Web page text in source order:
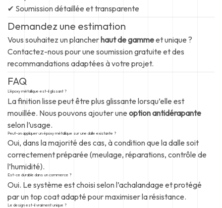
✔ Soumission détaillée et transparente
Demandez une estimation
Vous souhaitez un plancher haut de gammeet unique ?
Contactez-nous pour une soumission gratuite et des
recommandations adaptées à votre projet.
FAQ
L’époxy métallique est-il glissant ?
La finition lisse peut être plus glissante lorsqu’elle est
mouillée. Nous pouvons ajouter une option antidérapante
selon l’usage.
Peut-on appliquer un époxy métallique sur une dalle existante ?
Oui, dans la majorité des cas, à condition que la dalle soit
correctement préparée (meulage, réparations, contrôle de
l’humidité).
Est-ce durable dans un commerce ?
Oui. Le système est choisi selon l’achalandage et protégé
par un top coat adapté pour maximiser la résistance.
Le design est-il vraiment unique ?